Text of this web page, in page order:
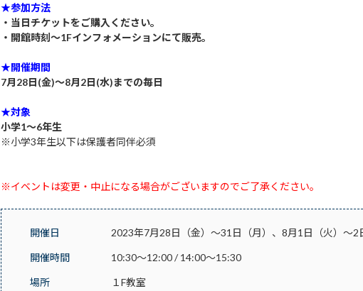
★参加方法
・当日チケットをご購入ください。
・開館時刻～1Fインフォメーションにて販売。
★開催期間
7月28日(金)～8月2日(水)までの毎日
★対象
小学1～6年生
※小学3年生以下は保護者同伴必須
※イベントは変更・中止になる場合がございますのでご了承ください。
開催日 2023年7月28日（金）～31日（月）、8月1日（火）～2
開催時間 10:30～12:00 / 14:00～15:30
場所 １F教室